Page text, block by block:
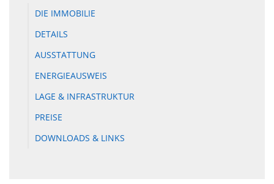
DIE IMMOBILIE
DETAILS
AUSSTATTUNG
ENERGIEAUSWEIS
LAGE & INFRASTRUKTUR
PREISE
DOWNLOADS & LINKS